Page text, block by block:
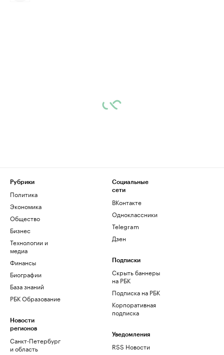
Рубрики
Политика
Экономика
Общество
Бизнес
Технологии и
медиа
Финансы
Биографии
База знаний
РБК Образование
Новости
регионов
Санкт-Петербург
и область
Социальные
сети
ВКонтакте
Одноклассники
Telegram
Дзен
Подписки
Скрыть баннеры
на РБК
Подписка на РБК
Корпоративная
подписка
Уведомления
RSS Новости